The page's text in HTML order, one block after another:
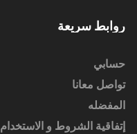
روابط سريعة
حسابي
تواصل معانا
المفضله
إتفاقية الشروط و الاستخدام